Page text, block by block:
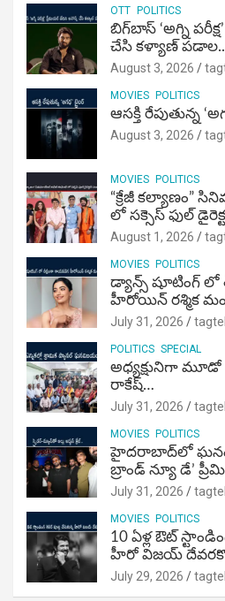
OTT POLITICS
బిగ్‌బాస్ ‘అగ్ని
చేసి కళ్యాణ్ పడాల..
August 3, 2026
MOVIES POLITICS
ఆసక్తి రేపుతున్న
August 3, 2026
MOVIES POLITICS
“క్రేజీ కల్యాణం”
లో సక్సెస్ ఫుల్
August 1, 2026
MOVIES POLITICS
డ్యాన్స్ షూటింగ్
హీరోయిన్ రశ్మిక
July 31, 2026
POLITICS SPECIAL
అధ్యక్షునిగా
రాకేష్‌…
July 31, 2026
MOVIES POLITICS
హైదరాబాద్‌లో
బ్రాండ్ న్యూ డే’
July 31, 2026
MOVIES POLITICS
10 ఏళ్ల ఔట్
హీరో విజయ్
July 29, 2026